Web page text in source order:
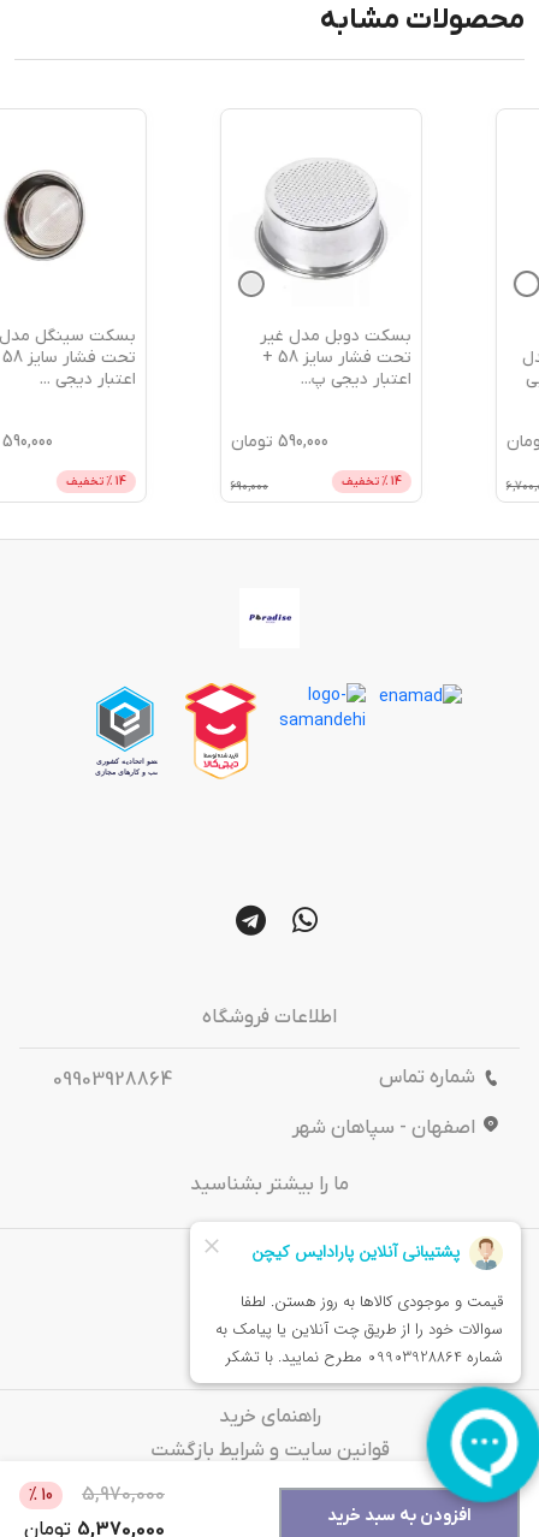
افزودن به سبد خرید
5,970,000
10
%
5,370,000 تومان
محصولات مشابه
بسکت دوبل مدل غیر
تحت فشار سایز 58 +
اعتبار دیجی پ
14% تخفیف 690,000
بسکت سینگل مدل غیر
تحت فشار سایز 58 +
14% تخفیف 690,000
اطلاعات فروشگاه
شماره تماس
09903928864
اصفهان - سپاهان شهر
ما را بیشتر بشناسید
درباره‌ ما
تماس باما
خدمات مشتریان
راهنمای خرید
قوانین سایت و شرایط بازگشت
سوالات متداول